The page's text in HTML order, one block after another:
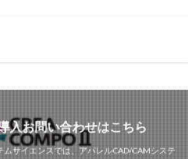
入お問い合わせはこちら
サイエンスでは、アパレルCAD/CAMシステ